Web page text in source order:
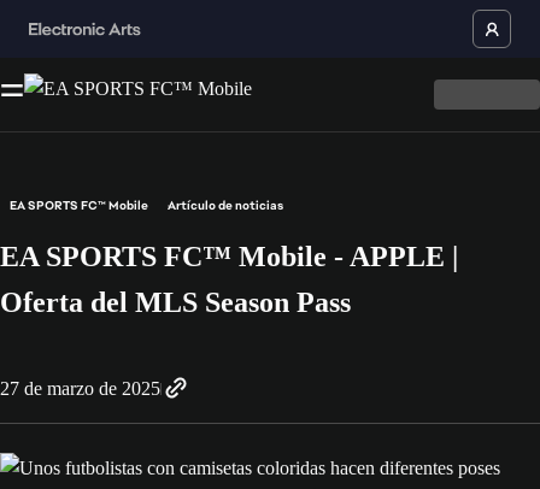
EA SPORTS FC™ Mobile Artículo de noticias
EA SPORTS FC™ Mobile - APPLE |
Oferta del MLS Season Pass
27 de marzo de 2025